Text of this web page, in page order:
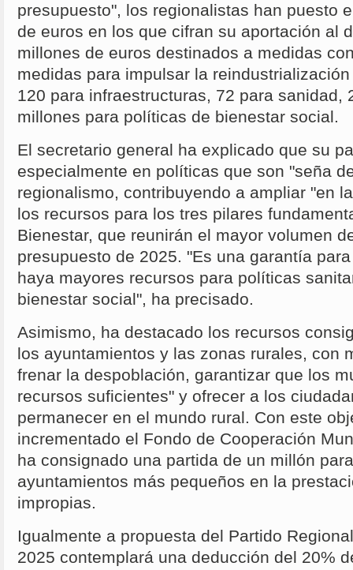
presupuesto", los regionalistas han puesto
de euros en los que cifran su aportación al
millones de euros destinados a medidas
medidas para impulsar la
120 para infraestructuras, 72 para sanidad,
millones para políticas de bienestar social.
El secretario general ha explicado que su
especialmente en políticas que son "seña
regionalismo, contribuyendo a ampliar "en
los recursos para los tres pilares
Bienestar, que reunirán el mayor volumen
presupuesto de 2025. "Es una garantía
haya mayores recursos para políticas
bienestar social", ha precisado.
Asimismo, ha destacado los recursos
los ayuntamientos y las zonas rurales, con
frenar la despoblación, garantizar que los
recursos suficientes" y ofrecer a los
permanecer en el mundo rural. Con este
incrementado el Fondo de Cooperación
ha consignado una partida de un millón
ayuntamientos más pequeños en la
impropias.
Igualmente a propuesta del Partido
2025 contemplará una deducción del 20%